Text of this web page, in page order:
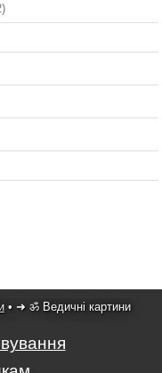
• ➜ ॐ Ведичні картини